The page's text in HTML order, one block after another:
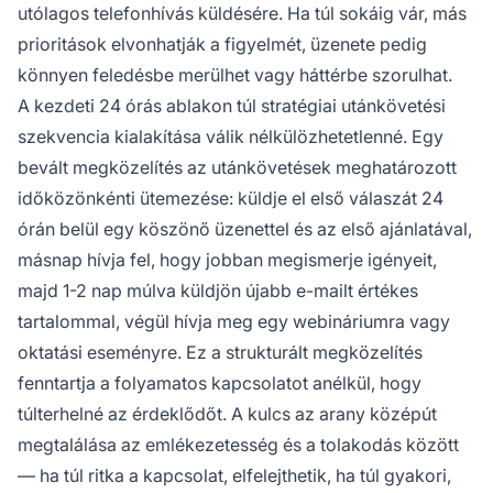
utólagos telefonhívás küldésére. Ha túl sokáig vár, más
prioritások elvonhatják a figyelmét, üzenete pedig
könnyen feledésbe merülhet vagy háttérbe szorulhat.
A kezdeti 24 órás ablakon túl stratégiai utánkövetési
szekvencia kialakítása válik nélkülözhetetlenné. Egy
bevált megközelítés az utánkövetések meghatározott
időközönkénti ütemezése: küldje el első válaszát 24
órán belül egy köszönő üzenettel és az első ajánlatával,
másnap hívja fel, hogy jobban megismerje igényeit,
majd 1-2 nap múlva küldjön újabb e-mailt értékes
tartalommal, végül hívja meg egy webináriumra vagy
oktatási eseményre. Ez a strukturált megközelítés
fenntartja a folyamatos kapcsolatot anélkül, hogy
túlterhelné az érdeklődőt. A kulcs az arany középút
megtalálása az emlékezetesség és a tolakodás között
— ha túl ritka a kapcsolat, elfelejthetik, ha túl gyakori,